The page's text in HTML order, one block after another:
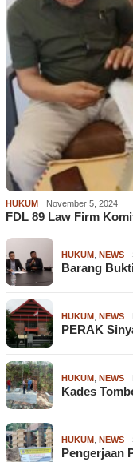
HUKUM November 5, 2024
FDL 89 Law Firm
HUKUM , NEWS
Barang
HUKUM , NEWS
PERAK
HUKUM , NEWS
Kades
HUKUM , NEWS
Pengerjaan